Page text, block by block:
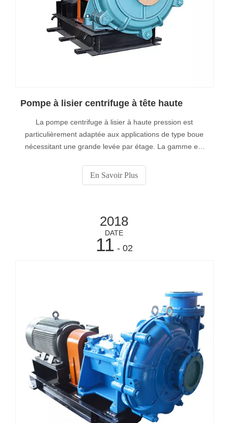
Pompe à lisier centrifuge à tête haute
La pompe centrifuge à lisier à haute pression est
particulièrement adaptée aux applications de type boue
nécessitant une grande levée par étage. La gamme est
moyenne et des pompes dans la tête de plus de 90
mètres par étage.
En Savoir Plus
2018
DATE
11 - 02